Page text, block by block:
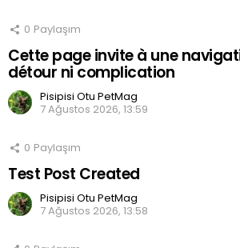
0 Paylaşım
Cette page invite à une
détour ni complication
Pisipisi Otu PetMag
7 Ağustos 2026, 13:59
0 Paylaşım
Test Post Created
Pisipisi Otu PetMag
7 Ağustos 2026, 13:58